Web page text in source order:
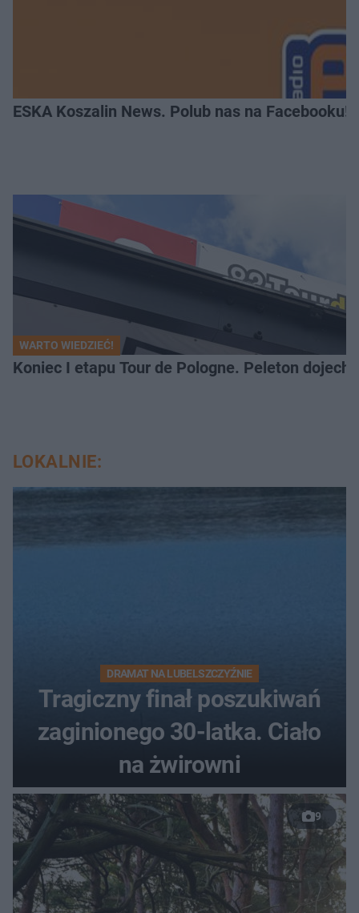
ESKA Koszalin News. Polub nas na Facebooku!
WARTO WIEDZIEĆ!
Koniec I etapu Tour de Pologne. Peleton
LOKALNIE:
DRAMAT NA LUBELSZCZYŹNIE
Tragiczny finał poszukiwań
zaginionego 30-latka. Ciało
na żwirowni
9